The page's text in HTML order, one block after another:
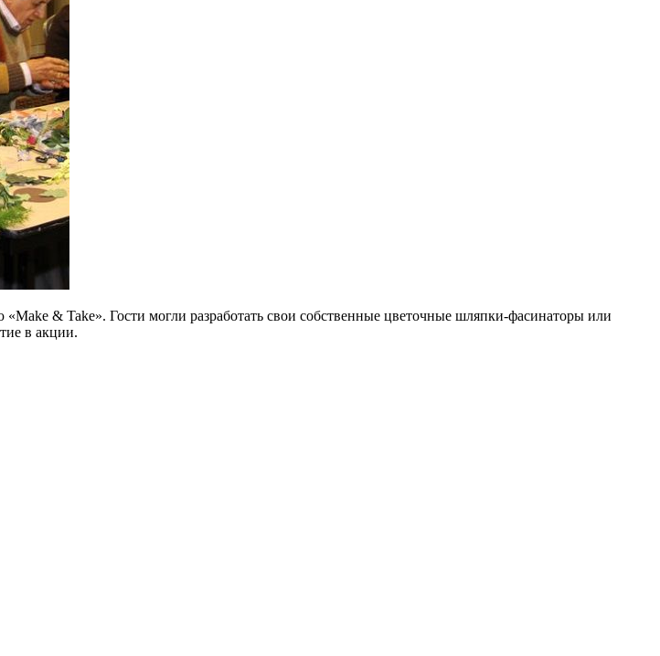
& Take». Гости могли разработать свои собственные цветочные шляпки-фасинаторы или
в акции.